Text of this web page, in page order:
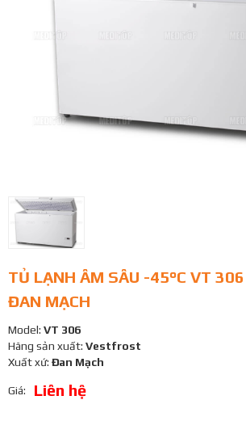
TỦ LẠNH ÂM SÂU -45°C VT
ĐAN MẠCH
Model: VT 306
Hãng sản xuất: Vestfrost
Xuất xứ: Đan Mạch
Giá: Liên hệ